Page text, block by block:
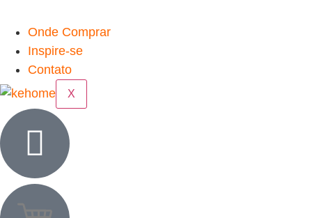
Onde Comprar
Inspire-se
Contato
X